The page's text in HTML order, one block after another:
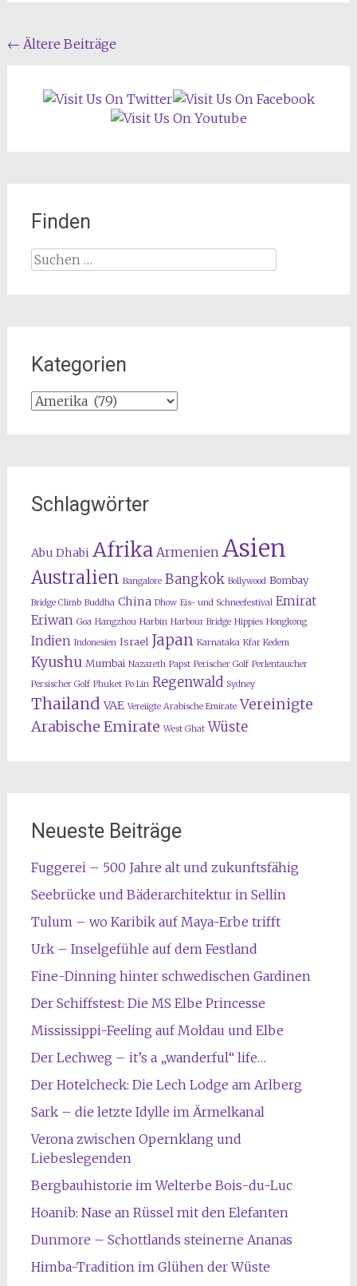
Beitragsnavigation
← Ältere Beiträge
Finden
Suchen
nach:
Kategorien
Kategorien
Schlagwörter
Abu Dhabi Afrika Armenien Asien
Australien Bangalore Bangkok Bollywood Bombay
Bridge Climb Buddha China Dhow Eis- und Schneefestival Emirat
Eriwan Goa Hangzhou Harbin Harbour Bridge Hippies Hongkong
Indien Indonesien Israel Japan Karnataka Kfar Kedem
Kyushu Mumbai Nazareth Papst Perischer Golf Perlentaucher
Persischer Golf Phuket Po Lin Regenwald Sydney
Thailand VAE Vereiigte Arabische Emirate Vereinigte
Arabische Emirate West Ghat Wüste
Neueste Beiträge
Fuggerei – 500 Jahre alt und zukunftsfähig
Seebrücke und Bäderarchitektur in Sellin
Tulum – wo Karibik auf Maya-Erbe trifft
Urk – Inselgefühle auf dem Festland
Fine-Dinning hinter schwedischen Gardinen
Der Schiffstest: Die MS Elbe Princesse
Mississippi-Feeling auf Moldau und Elbe
Der Lechweg – it’s a „wanderful“ life…
Der Hotelcheck: Die Lech Lodge am Arlberg
Sark – die letzte Idylle im Ärmelkanal
Verona zwischen Opernklang und
Liebeslegenden
Bergbauhistorie im Welterbe Bois-du-Luc
Hoanib: Nase an Rüssel mit den Elefanten
Dunmore – Schottlands steinerne Ananas
Himba-Tradition im Glühen der Wüste